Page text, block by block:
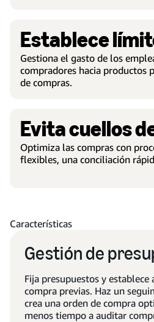
Establece
Gestiona el gasto de los
compradores hacia productos
de compras.
Evita cuellos
Optimiza las compras con
flexibles, una conciliación
Características
Gestión de
Fija presupuestos y establece
compra previas. Haz un
crea una orden de compra
menos tiempo a auditar